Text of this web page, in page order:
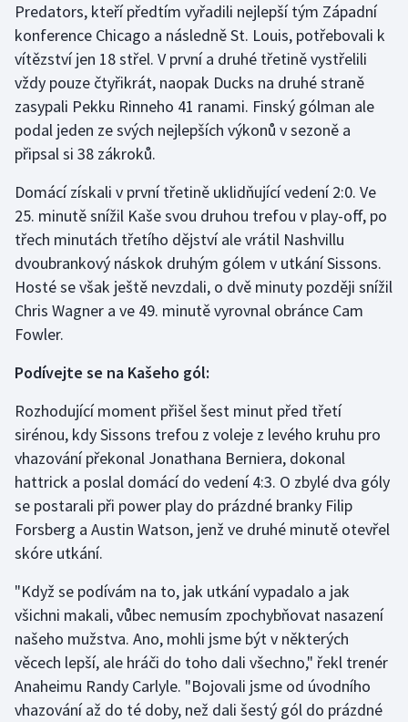
Krasobruslení
Lezení
Lyže a snowboard
Motorsport
Olympijské hry
Parasport
Ragby
Rychlobruslení
Rychlostní kanoistika
Sportovní střelba
Stolní tenis
Triatlon
Predators, kteří předtím vyřadili nejlepší tým Západní
konference Chicago a následně St. Louis, potřebovali k
vítězství jen 18 střel. V první a druhé třetině vystřelili
vždy pouze čtyřikrát, naopak Ducks na druhé straně
zasypali Pekku Rinneho 41 ranami. Finský gólman ale
podal jeden ze svých nejlepších výkonů v sezoně a
připsal si 38 zákroků.
Domácí získali v první třetině uklidňující vedení 2:0. Ve
25. minutě snížil Kaše svou druhou trefou v play-off, po
třech minutách třetího dějství ale vrátil Nashvillu
dvoubrankový náskok druhým gólem v utkání Sissons.
Hosté se však ještě nevzdali, o dvě minuty později snížil
Chris Wagner a ve 49. minutě vyrovnal obránce Cam
Fowler.
Podívejte se na Kašeho gól:
Rozhodující moment přišel šest minut před třetí
sirénou, kdy Sissons trefou z voleje z levého kruhu pro
vhazování překonal Jonathana Berniera, dokonal
hattrick a poslal domácí do vedení 4:3. O zbylé dva góly
se postarali při power play do prázdné branky Filip
Forsberg a Austin Watson, jenž ve druhé minutě otevřel
skóre utkání.
"Když se podívám na to, jak utkání vypadalo a jak
všichni makali, vůbec nemusím zpochybňovat nasazení
našeho mužstva. Ano, mohli jsme být v některých
věcech lepší, ale hráči do toho dali všechno," řekl trenér
Anaheimu Randy Carlyle. "Bojovali jsme od úvodního
vhazování až do té doby, než dali šestý gól do prázdné